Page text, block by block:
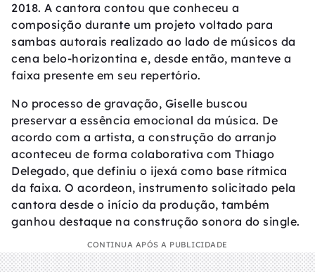
2018. A cantora contou que conheceu a
composição durante um projeto voltado para
sambas autorais realizado ao lado de músicos da
cena belo-horizontina e, desde então, manteve a
faixa presente em seu repertório.
No processo de gravação, Giselle buscou
preservar a essência emocional da música. De
acordo com a artista, a construção do arranjo
aconteceu de forma colaborativa com Thiago
Delegado, que definiu o ijexá como base rítmica
da faixa. O acordeon, instrumento solicitado pela
cantora desde o início da produção, também
ganhou destaque na construção sonora do single.
CONTINUA APÓS A PUBLICIDADE